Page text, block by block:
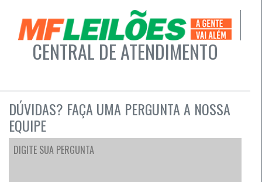
CENTRAL DE ATENDIMENTO
DÚVIDAS? FAÇA UMA PERGUNTA A NOSSA
EQUIPE